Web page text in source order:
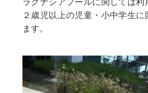
２歳児以上の児童・小中学生
ます。